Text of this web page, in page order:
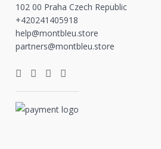
102 00 Praha Czech Republic
+420241405918
help@montbleu.store
partners@montbleu.store